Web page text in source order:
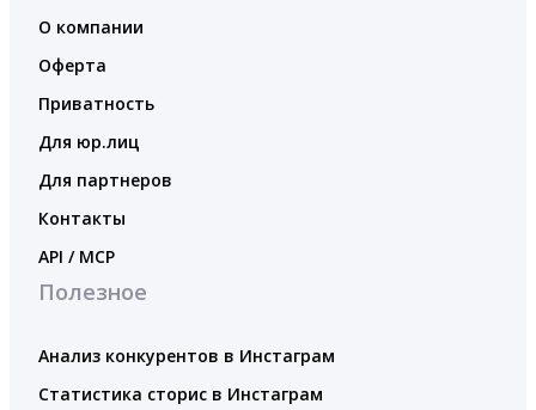
О компании
Оферта
Приватность
Для юр.лиц
Для партнеров
Контакты
API / MCP
Полезное
Анализ конкурентов в Инстаграм
Статистика сторис в Инстаграм